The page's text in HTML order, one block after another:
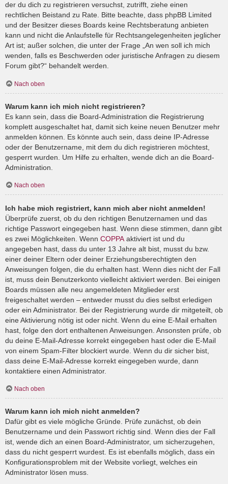
der du dich zu registrieren versuchst, zutrifft, ziehe einen
rechtlichen Beistand zu Rate. Bitte beachte, dass phpBB Limited
und der Besitzer dieses Boards keine Rechtsberatung anbieten
kann und nicht die Anlaufstelle für Rechtsangelegenheiten jeglicher
Art ist; außer solchen, die unter der Frage „An wen soll ich mich
wenden, falls es Beschwerden oder juristische Anfragen zu diesem
Forum gibt?“ behandelt werden.
Nach oben
Warum kann ich mich nicht registrieren?
Es kann sein, dass die Board-Administration die Registrierung
komplett ausgeschaltet hat, damit sich keine neuen Benutzer mehr
anmelden können. Es könnte auch sein, dass deine IP-Adresse
oder der Benutzername, mit dem du dich registrieren möchtest,
gesperrt wurden. Um Hilfe zu erhalten, wende dich an die Board-
Administration.
Nach oben
Ich habe mich registriert, kann mich aber nicht anmelden!
Überprüfe zuerst, ob du den richtigen Benutzernamen und das
richtige Passwort eingegeben hast. Wenn diese stimmen, dann gibt
es zwei Möglichkeiten. Wenn COPPA aktiviert ist und du
angegeben hast, dass du unter 13 Jahre alt bist, musst du bzw.
einer deiner Eltern oder deiner Erziehungsberechtigten den
Anweisungen folgen, die du erhalten hast. Wenn dies nicht der Fall
ist, muss dein Benutzerkonto vielleicht aktiviert werden. Bei einigen
Boards müssen alle neu angemeldeten Mitglieder erst
freigeschaltet werden – entweder musst du dies selbst erledigen
oder ein Administrator. Bei der Registrierung wurde dir mitgeteilt, ob
eine Aktivierung nötig ist oder nicht. Wenn du eine E-Mail erhalten
hast, folge den dort enthaltenen Anweisungen. Ansonsten prüfe, ob
du deine E-Mail-Adresse korrekt eingegeben hast oder die E-Mail
von einem Spam-Filter blockiert wurde. Wenn du dir sicher bist,
dass deine E-Mail-Adresse korrekt eingegeben wurde, dann
kontaktiere einen Administrator.
Nach oben
Warum kann ich mich nicht anmelden?
Dafür gibt es viele mögliche Gründe. Prüfe zunächst, ob dein
Benutzername und dein Passwort richtig sind. Wenn dies der Fall
ist, wende dich an einen Board-Administrator, um sicherzugehen,
dass du nicht gesperrt wurdest. Es ist ebenfalls möglich, dass ein
Konfigurationsproblem mit der Website vorliegt, welches ein
Administrator lösen muss.